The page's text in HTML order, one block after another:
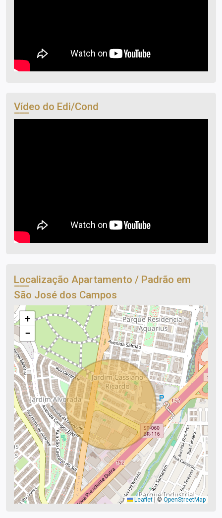
Vídeo do Edi/Cond
Localização Apartamento / Padrão em
São José dos Campos
+
−
Leaflet © OpenStreetMap